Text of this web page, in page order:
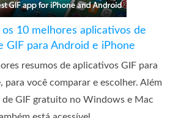
os 10 melhores aplicativos de
GIF para Android e iPhone
resumos de aplicativos GIF para
para você comparar e escolher. Além
de GIF gratuito no Windows e Mac